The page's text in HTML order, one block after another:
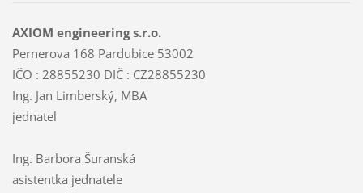
AXIOM engineering s.r.o.
Pernerova 168 Pardubice 53002
IČO : 28855230 DIČ : CZ28855230
Ing. Jan Limberský, MBA
jednatel
Ing. Barbora Šuranská
asistentka jednatele